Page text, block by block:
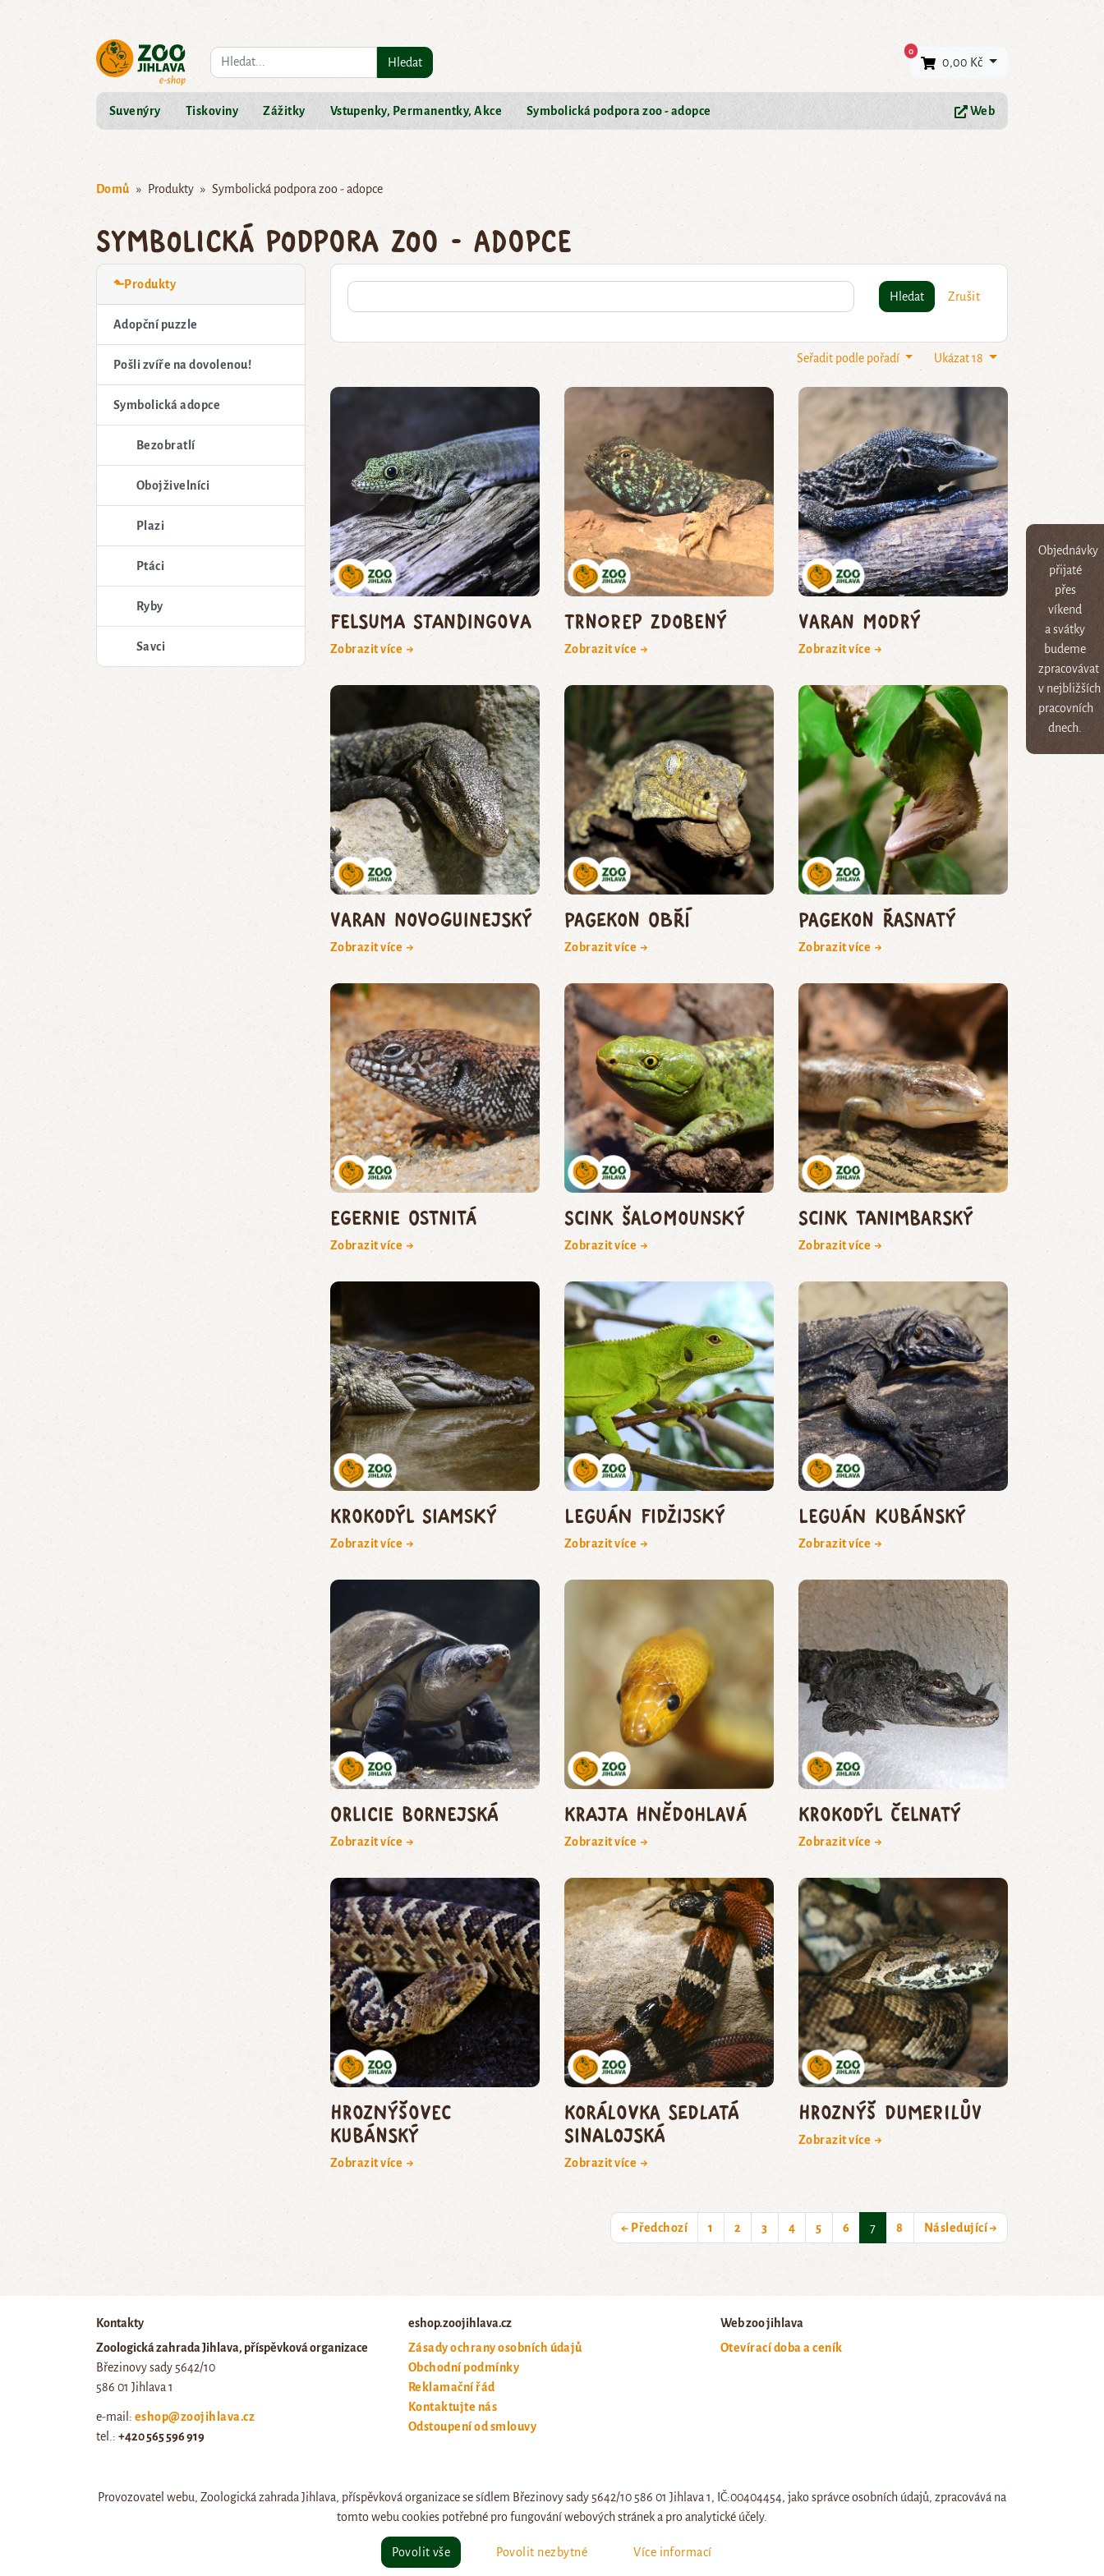
Objednávky
přijaté
přes
víkend
a svátky
budeme
zpracovávat
v nejbližších
pracovních
dnech.
Co hledáte? Hledat
0×
0,00 Kč
Suvenýry Tiskoviny Zážitky Vstupenky, Permanentky, Akce Symbolická podpora zoo - adopce Web
Domů Produkty Symbolická podpora zoo - adopce
Symbolická podpora zoo - adopce
⬑Produkty
Adopční puzzle
Pošli zvíře na dovolenou!
Symbolická adopce
Bezobratlí
Obojživelníci
Plazi
Ptáci
Ryby
Savci
Hledat Zrušit
Ukázat 18
Seřadit podle pořadí
felsuma Standingova
Zobrazit více →
trnorep zdobený
Zobrazit více →
varan modrý
Zobrazit více →
varan novoguinejský
Zobrazit více →
pagekon obří
Zobrazit více →
pagekon řasnatý
Zobrazit více →
egernie ostnitá
Zobrazit více →
scink šalomounský
Zobrazit více →
scink tanimbarský
Zobrazit více →
krokodýl siamský
Zobrazit více →
leguán fidžijský
Zobrazit více →
leguán kubánský
Zobrazit více →
orlicie bornejská
Zobrazit více →
krajta hnědohlavá
Zobrazit více →
krokodýl čelnatý
Zobrazit více →
hroznýšovec
kubánský
Zobrazit více →
korálovka sedlatá
sinalojská
Zobrazit více →
hroznýš Dumerilův
Zobrazit více →
← Předchozí 1 2 3 4 5 6 7(current)
8 Následující →
Kontakty
Zoologická zahrada Jihlava, příspěvková organizace
Březinovy sady 5642/10
586 01 Jihlava 1
e-mail: eshop@zoojihlava.cz
tel.: +420 565 596 919
eshop.zoojihlava.cz
Zásady ochrany osobních údajů
Obchodní podmínky
Reklamační řád
Kontaktujte nás
Odstoupení od smlouvy
Web zoo jihlava
Otevírací doba a ceník
© eshop.zoojihlava.cz, vytvořilJiří Brychta.
Provozovatel webu, Zoologická zahrada Jihlava, příspěvková organizace se sídlem Březinovy sady 5642/10 586 01 Jihlava 1, IČ:00404454, jako správce osobních údajů, zpracovává na
tomto webu cookies potřebné pro fungování webových stránek a pro analytické účely.
Povolit vše Povolit nezbytné Více informací